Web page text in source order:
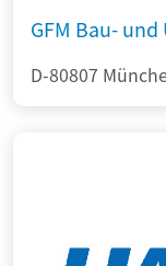
GFM Bau-
D-80807